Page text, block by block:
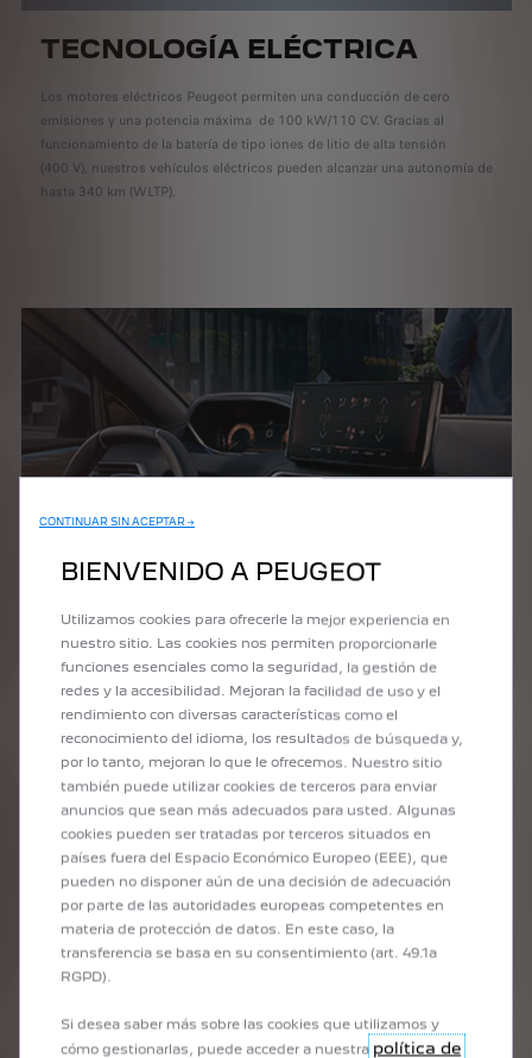
TECNOLOGÍA ELÉCTRICA
Los motores eléctricos Peugeot permiten una conducción de cero
emisiones y una potencia máxima de 100 kW/110 CV. Gracias al
funcionamiento de la batería de tipo iones de litio de alta tensión
(400 V), nuestros vehículos eléctricos pueden alcanzar una autonomía de
hasta 340 km (WLTP).
PEUGEOT I-COCKPIT®
El PEUGEOT i-Cockpit® renueva profundamente tu experiencia de
conducción. Con su volante compacto, el panel y la gran pantalla táctil,
este puesto de conducción ergonómico ofrece un acceso intuitivo a
todos los controles y mejora tu experiencia de conducción.
CONTINUAR SIN ACEPTAR →
BIENVENIDO A PEUGEOT
Utilizamos cookies para ofrecerle la mejor experiencia en
nuestro sitio. Las cookies nos permiten proporcionarle
funciones esenciales como la seguridad, la gestión de
redes y la accesibilidad. Mejoran la facilidad de uso y el
rendimiento con diversas características como el
reconocimiento del idioma, los resultados de búsqueda y,
por lo tanto, mejoran lo que le ofrecemos. Nuestro sitio
también puede utilizar cookies de terceros para enviar
anuncios que sean más adecuados para usted. Algunas
cookies pueden ser tratadas por terceros situados en
países fuera del Espacio Económico Europeo (EEE), que
pueden no disponer aún de una decisión de adecuación
por parte de las autoridades europeas competentes en
materia de protección de datos. En este caso, la
transferencia se basa en su consentimiento (art. 49.1a
RGPD).
Si desea saber más sobre las cookies que utilizamos y
cómo gestionarlas, puede acceder a nuestra política de